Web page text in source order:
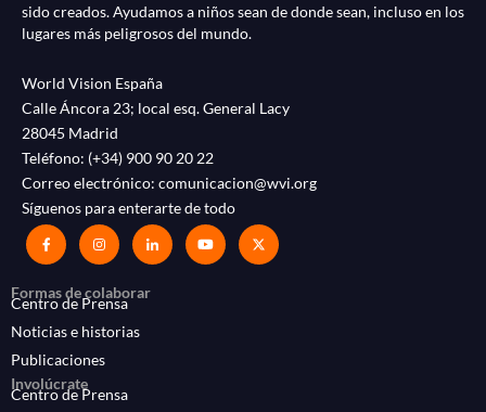
sido creados. Ayudamos a niños sean de donde sean, incluso en los
lugares más peligrosos del mundo.
World Vision España
Calle Áncora 23; local esq. General Lacy
28045 Madrid
Teléfono: (+34) 900 90 20 22
Correo electrónico: comunicacion@wvi.org
Síguenos para enterarte de todo
Formas de colaborar
Centro de Prensa
Noticias e historias
Publicaciones
Involúcrate
Centro de Prensa